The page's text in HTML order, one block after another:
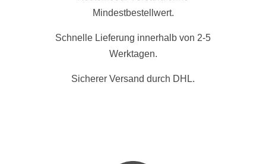
Mindestbestellwert.
Schnelle Lieferung innerhalb von 2-5
Werktagen.
Sicherer Versand durch DHL.